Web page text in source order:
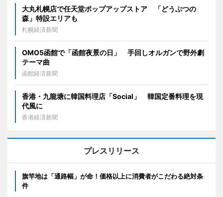
大丸札幌店で任天堂ポップアップストア 「どうぶつの
森」特設エリアも
札幌経済新聞
OMO5函館で「函館夜景の日」 手回しオルガンで野外劇
テーマ曲
函館経済新聞
香港・九龍塘に韓国料理店「Social」 韓国定番料理を現
代風に
香港経済新聞
プレスリリース
旗竿地は「通路幅」が命！価格以上に消費者がこだわる絶対条
件